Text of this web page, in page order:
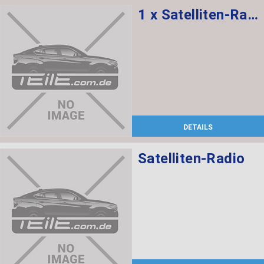
1 x Satelliten-Radio, 1 x Halter DAB-Tuner/SDARS/IBOC
DETAILS
Satelliten-Radio